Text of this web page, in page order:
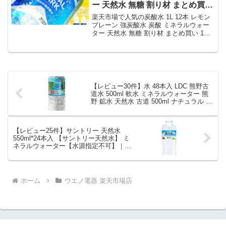
ー 天然水 無糖 割り材 まとめ買い
1リットル CRYSTAL SPARK ク
リスタルスパーク アイリスオー
ヤマ *｜価格・送料・ポイント還
楽天市場で人気の炭酸水 1L 12本 レモン
プレーン 強炭酸水 炭酸 ミネラルウォー
ター 天然水 無糖 割り材 まとめ買い 1リ
報・購入方法まとめ。
【レビュー30件】水 48本入 LDC 熊野古
道水 500ml 軟水 ミネラルウォーター 熊
野 鉱水 天然水 古道 500ml ナチュラル ペ
【代引き不可】｜価格・送料・ポイント
【レビュー25件】サントリー 天然水
550ml*24本入 【サントリー天然水】 ミ
ネラルウォーター【水源指定不可】｜価
ホーム ウエノ電器 楽天市場店